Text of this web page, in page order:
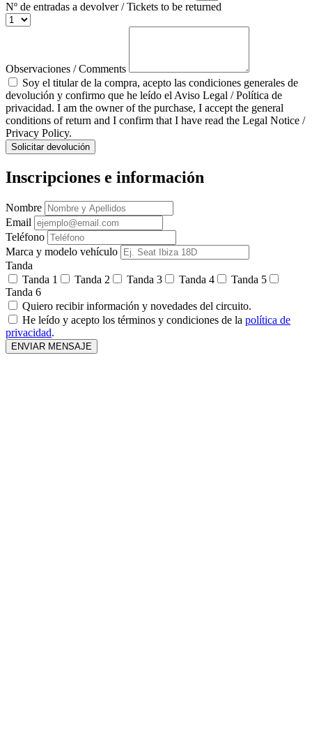
Nº de entradas a devolver / Tickets to be returned
Observaciones / Comments
Soy el titular de la compra, acepto las condiciones generales de
devolución y confirmo que he leído el Aviso Legal / Política de
privacidad. I am the owner of the purchase, I accept the general
conditions of return and I confirm that I have read the Legal Notice /
Privacy Policy.
Solicitar devolución
Inscripciones e información
Nombre
Email
Teléfono
Marca y modelo vehículo
Tanda
Tanda 1
Tanda 2 Tanda 3 Tanda 4
Tanda 5
Tanda 6
Quiero recibir información y novedades del circuito.
He leído y acepto los términos y condiciones de la política de
privacidad.
ENVIAR MENSAJE